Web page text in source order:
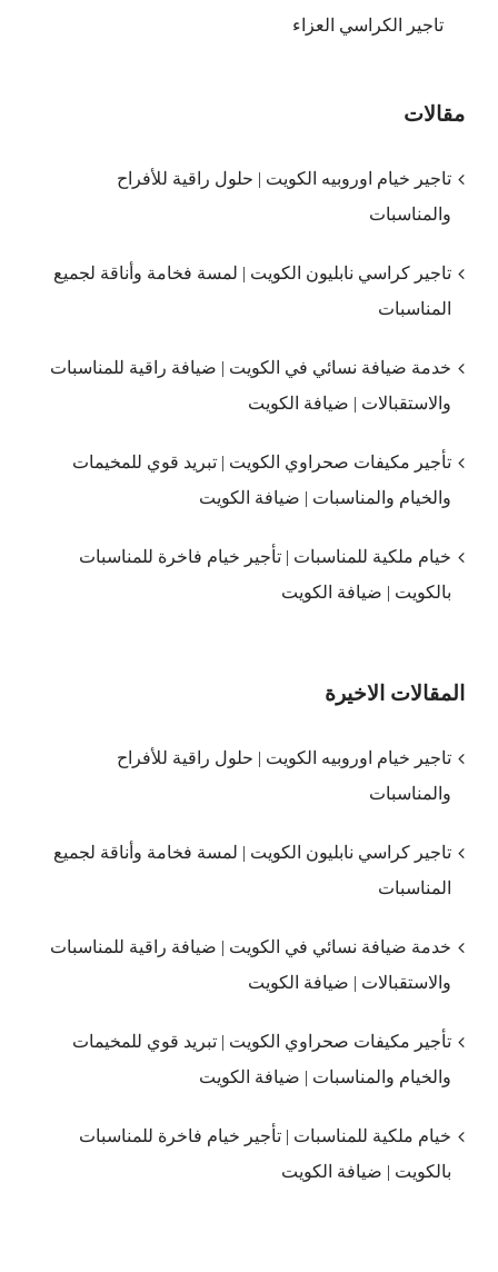
تاجير الكراسي العزاء
مقالات
تاجير خيام اوروبيه الكويت | حلول راقية للأفراح
والمناسبات
تاجير كراسي نابليون الكويت | لمسة فخامة وأناقة لجميع
المناسبات
خدمة ضيافة نسائي في الكويت | ضيافة راقية للمناسبات
والاستقبالات | ضيافة الكويت
تأجير مكيفات صحراوي الكويت | تبريد قوي للمخيمات
والخيام والمناسبات | ضيافة الكويت
خيام ملكية للمناسبات | تأجير خيام فاخرة للمناسبات
بالكويت | ضيافة الكويت
المقالات الاخيرة
تاجير خيام اوروبيه الكويت | حلول راقية للأفراح
والمناسبات
تاجير كراسي نابليون الكويت | لمسة فخامة وأناقة لجميع
المناسبات
خدمة ضيافة نسائي في الكويت | ضيافة راقية للمناسبات
والاستقبالات | ضيافة الكويت
تأجير مكيفات صحراوي الكويت | تبريد قوي للمخيمات
والخيام والمناسبات | ضيافة الكويت
خيام ملكية للمناسبات | تأجير خيام فاخرة للمناسبات
بالكويت | ضيافة الكويت